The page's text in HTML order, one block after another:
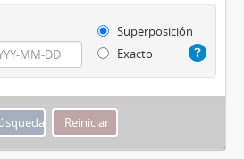
Superposición
Exacto